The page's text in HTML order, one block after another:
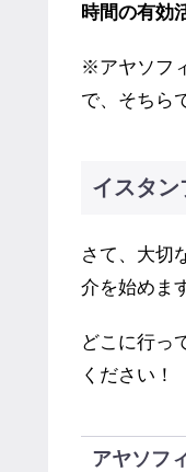
時間の有効
※アヤソフ
で、そちら
イスタン
さて、大切
介を始めま
どこに行っ
ください！
アヤソフ